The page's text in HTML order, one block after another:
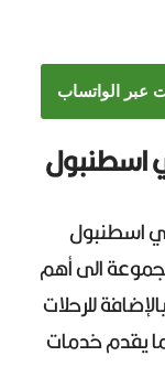
عبر الواتساب
اسطنبول
الى أهم
للرحلات
يقدم خدمات